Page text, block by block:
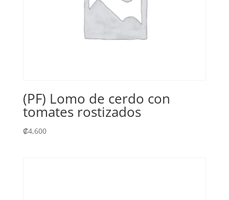
(PF) Lomo de cerdo con
tomates rostizados
₡4,600